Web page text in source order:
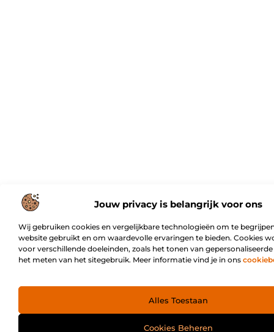
Jouw privacy is belangrijk voor ons
Wij gebruiken cookies en vergelijkbare technologieën om te
website gebruikt en om waardevolle ervaringen te bieden. Cookies
voor verschillende doeleinden, zoals het tonen van
het meten van het sitegebruik. Meer informatie vind je in ons
Alles Toestaan
Cookies Beheren